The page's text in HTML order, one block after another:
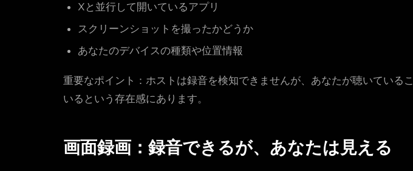
Xと並行して開いているアプリ
スクリーンショットを撮ったかどうか
あなたのデバイスの種類や位置情報
重要なポイント：ホストは録音を検知できませんが、あなたが聴いてい
いるという存在感にあります。
画面録画：録音できるが、あなたは見える